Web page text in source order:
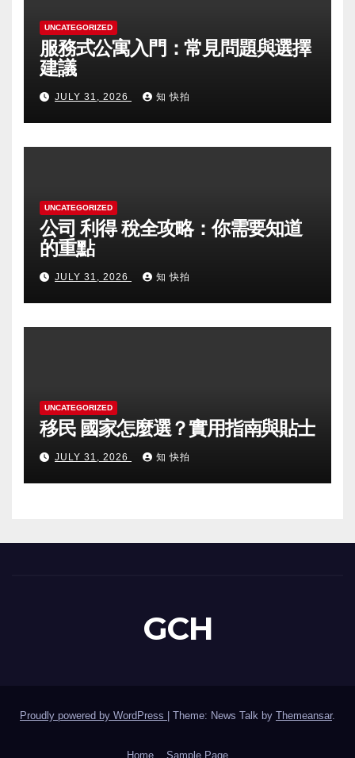
UNCATEGORIZED
服務式公寓入門：常見問題與選擇
建議
JULY 31, 2026 知 快拍
UNCATEGORIZED
公司 利得 稅全攻略：你需要知道
的重點
JULY 31, 2026 知 快拍
UNCATEGORIZED
移民 國家怎麼選？實用指南與貼士
JULY 31, 2026 知 快拍
GCH
Proudly powered by WordPress Theme: News Talk by Themeansar.
Home Sample Page